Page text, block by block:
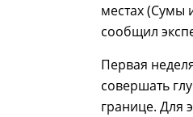
местах (Сумы
сообщил
Первая
совершать
границе. Для